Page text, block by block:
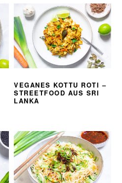
VEGANES KOTTU ROTI –
STREETFOOD AUS SRI
LANKA